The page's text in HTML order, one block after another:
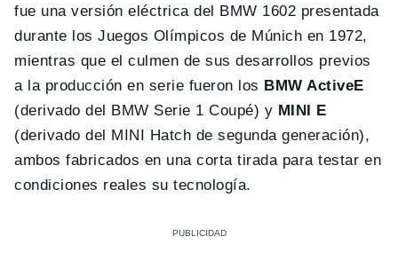
fue una versión eléctrica del BMW 1602 presentada
durante los Juegos Olímpicos de Múnich en 1972,
mientras que el culmen de sus desarrollos previos
a la producción en serie fueron los BMW ActiveE
(derivado del BMW Serie 1 Coupé) y MINI E
(derivado del MINI Hatch de segunda generación),
ambos fabricados en una corta tirada para testar en
condiciones reales su tecnología.